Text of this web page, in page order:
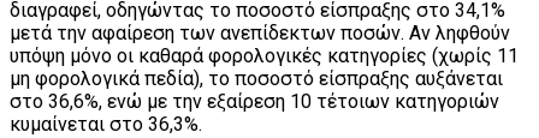
διαγραφεί, οδηγώντας το ποσοστό είσπραξης στο 34,1%
μετά την αφαίρεση των ανεπίδεκτων ποσών. Αν ληφθούν
υπόψη μόνο οι καθαρά φορολογικές κατηγορίες (χωρίς 11
μη φορολογικά πεδία), το ποσοστό είσπραξης αυξάνεται
στο 36,6%, ενώ με την εξαίρεση 10 τέτοιων κατηγοριών
κυμαίνεται στο 36,3%.